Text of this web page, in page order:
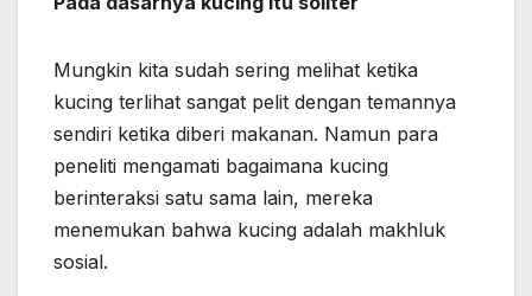
Mungkin kita sudah sering melihat ketika
kucing terlihat sangat pelit dengan temannya
sendiri ketika diberi makanan. Namun para
peneliti mengamati bagaimana kucing
berinteraksi satu sama lain, mereka
menemukan bahwa kucing adalah makhluk
sosial.